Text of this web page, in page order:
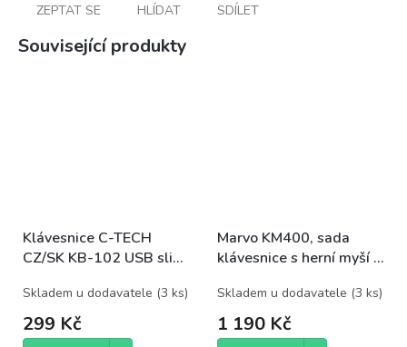
ZEPTAT SE HLÍDAT SDÍLET
Související produkty
Klávesnice C-TECH
CZ/SK KB-102 USB slim
Skladem u dodavatele (3 ks)
299 Kč
Marvo KM400, sada
klávesnice s herní myší a
Skladem u dodavatele (3 ks)
1 190 Kč